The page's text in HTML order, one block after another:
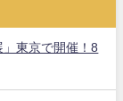
東京で開催！8